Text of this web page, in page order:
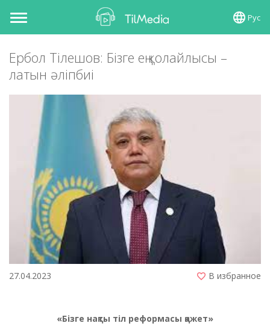
Toggle
navigation
Рус
Ербол Тілешов: Бізге ең қолайлысы –
латын әліпбиі
27.04.2023 В избранное
«Бізге нақты тіл реформасы қажет»